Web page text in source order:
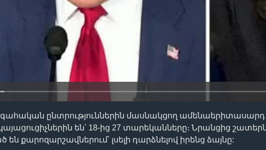
ընտրություններին մասնակցող ամենաերիտասարդ
են՝ 18-ից 27 տարեկանները։ Նրանցից
են քարոզարշավներում՝ լսելի դարձնելով իրենց ձայնը: